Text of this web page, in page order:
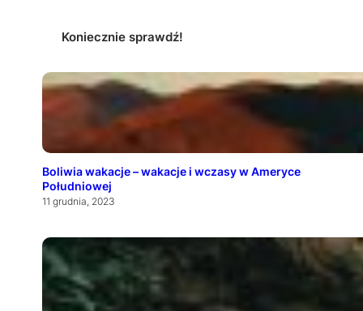
Koniecznie sprawdź!
Boliwia wakacje – wakacje i wczasy w Ameryce
Południowej
11 grudnia, 2023